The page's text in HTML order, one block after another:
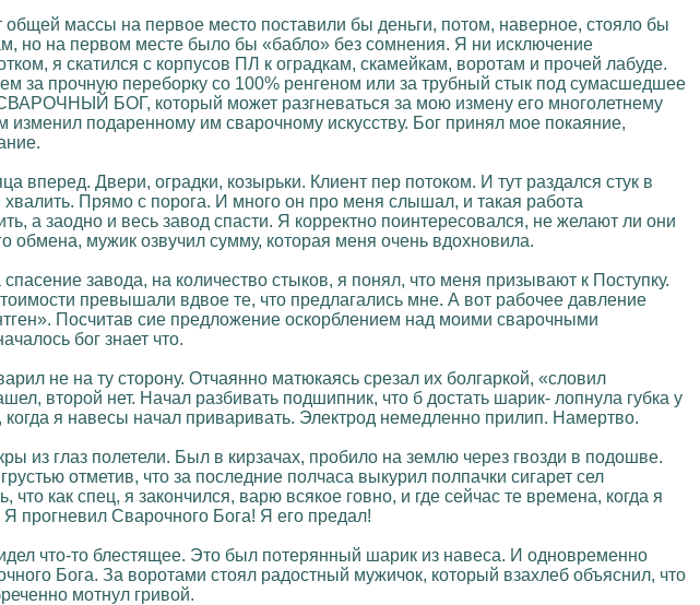
массы на первое место поставили бы деньги, потом, наверное, стояло бы
но на первом месте было бы «бабло» без сомнения. Я ни исключение
я скатился с корпусов ПЛ к оградкам, скамейкам, воротам и прочей лабуде.
за прочную переборку со 100% ренгеном или за трубный стык под сумасшедшее
БОГ, который может разгневаться за мою измену его многолетнему
изменил подаренному им сварочному искусству. Бог принял мое покаяние,
вперед. Двери, оградки, козырьки. Клиент пер потоком. И тут раздался стук в
Прямо с порога. И много он про меня слышал, и такая работа
а заодно и весь завод спасти. Я корректно поинтересовался, не желают ли они
обмена, мужик озвучил сумму, которая меня очень вдохновила.
завода, на количество стыков, я понял, что меня призывают к Поступку.
превышали вдвое те, что предлагались мне. А вот рабочее давление
Посчитав сие предложение оскорблением над моими сварочными
бог знает что.
не на ту сторону. Отчаянно матюкаясь срезал их болгаркой, «словил
второй нет. Начал разбивать подшипник, что б достать шарик- лопнула губка у
я навесы начал приваривать. Электрод немедленно прилип. Намертво.
из глаз полетели. Был в кирзачах, пробило на землю через гвозди в подошве.
отметив, что за последние полчаса выкурил полпачки сигарет сел
как спец, я закончился, варю всякое говно, и где сейчас те времена, когда я
прогневил Сварочного Бога! Я его предал!
что-то блестящее. Это был потерянный шарик из навеса. И одновременно
Бога. За воротами стоял радостный мужичок, который взахлеб объяснил, что
мотнул гривой.